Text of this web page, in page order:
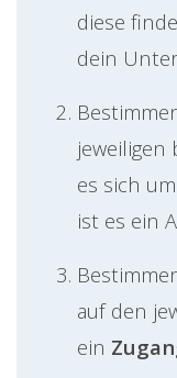
diese
dein
es sich
ist es ein
auf den
ein